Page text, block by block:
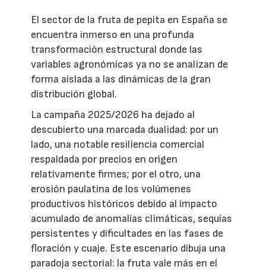
El sector de la fruta de pepita en España se
encuentra inmerso en una profunda
transformación estructural donde las
variables agronómicas ya no se analizan de
forma aislada a las dinámicas de la gran
distribución global.
La campaña 2025/2026 ha dejado al
descubierto una marcada dualidad: por un
lado, una notable resiliencia comercial
respaldada por precios en origen
relativamente firmes; por el otro, una
erosión paulatina de los volúmenes
productivos históricos debido al impacto
acumulado de anomalías climáticas, sequías
persistentes y dificultades en las fases de
floración y cuaje. Este escenario dibuja una
paradoja sectorial: la fruta vale más en el